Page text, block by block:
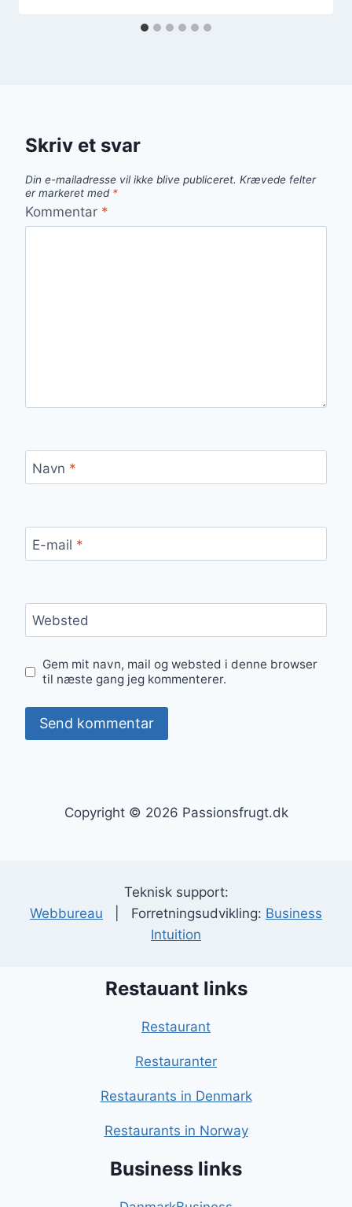
Skriv et svar
Din e-mailadresse vil ikke blive publiceret. Krævede felter
er markeret med *
Kommentar *
Navn *
E-mail *
Websted
Gem mit navn, mail og websted i denne browser
til næste gang jeg kommenterer.
Copyright © 2026 Passionsfrugt.dk
Teknisk support:
Webbureau | Forretningsudvikling: Business
Intuition
Restauant links
Restaurant
Restauranter
Restaurants in Denmark
Restaurants in Norway
Business links